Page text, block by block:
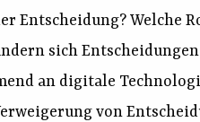
Entscheidung? Welche
sich
an digitale
von